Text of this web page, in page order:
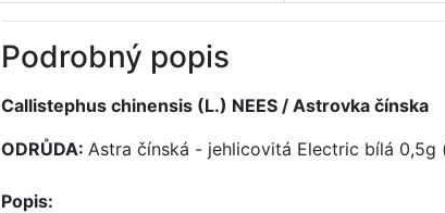
Podrobný popis
Callistephus chinensis (L.) NEES / Astrovka čínska
ODRŮDA: Astra čínská - jehlicovitá Electric bílá 0,5g
Popis: